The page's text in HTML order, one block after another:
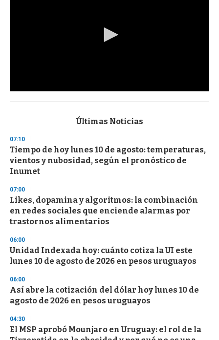
s
d
s
o
f
3
s
e
c
o
n
Últimas Noticias
07:10
Tiempo de hoy lunes 10 de agosto: temperaturas,
vientos y nubosidad, según el pronóstico de
Inumet
07:00
Likes, dopamina y algoritmos: la combinación
en redes sociales que enciende alarmas por
trastornos alimentarios
06:00
Unidad Indexada hoy: cuánto cotiza la UI este
lunes 10 de agosto de 2026 en pesos uruguayos
06:00
Así abre la cotización del dólar hoy lunes 10 de
agosto de 2026 en pesos uruguayos
04:30
El MSP aprobó Mounjaro en Uruguay: el rol de la